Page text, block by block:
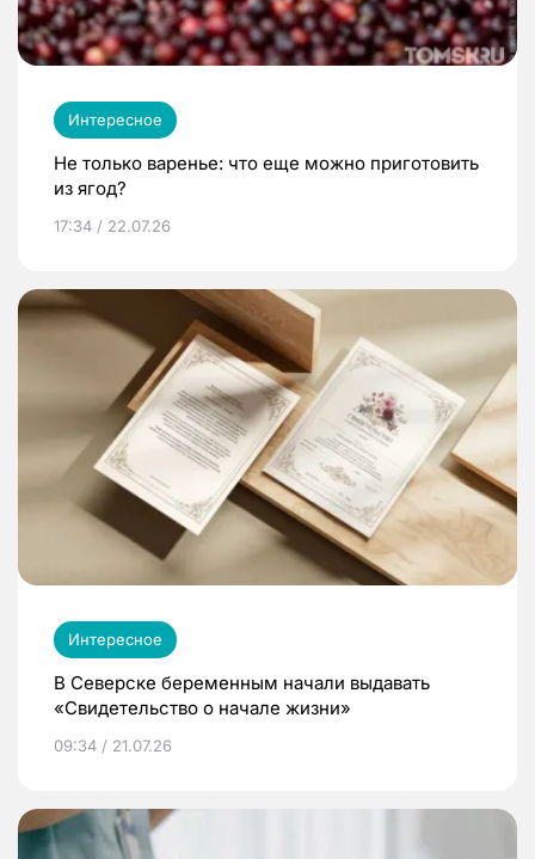
Интересное
Не только варенье: что еще можно приготовить
из ягод?
17:34 / 22.07.26
Интересное
В Северске беременным начали выдавать
«Свидетельство о начале жизни»
09:34 / 21.07.26